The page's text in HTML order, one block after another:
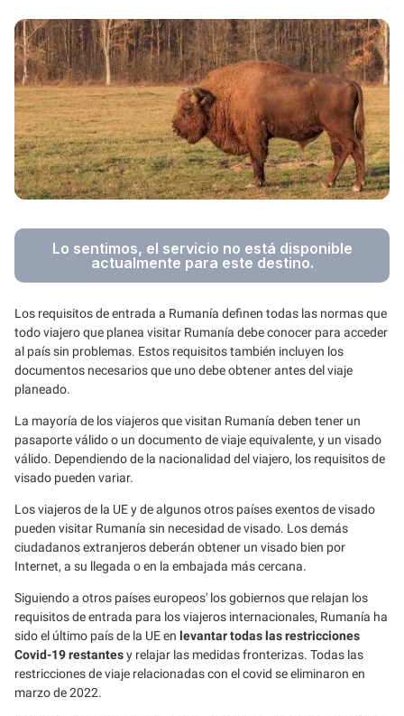
Lo sentimos, el servicio no está disponible
actualmente para este destino.
Los requisitos de entrada a Rumanía definen todas las normas que
todo viajero que planea visitar Rumanía debe conocer para acceder
al país sin problemas. Estos requisitos también incluyen los
documentos necesarios que uno debe obtener antes del viaje
planeado.
La mayoría de los viajeros que visitan Rumanía deben tener un
pasaporte válido o un documento de viaje equivalente, y un visado
válido. Dependiendo de la nacionalidad del viajero, los requisitos de
visado pueden variar.
Los viajeros de la UE y de algunos otros países exentos de visado
pueden visitar Rumanía sin necesidad de visado. Los demás
ciudadanos extranjeros deberán obtener un visado bien por
Internet, a su llegada o en la embajada más cercana.
Siguiendo a otros países europeos' los gobiernos que relajan los
requisitos de entrada para los viajeros internacionales, Rumanía ha
sido el último país de la UE en levantar todas las restricciones
Covid-19 restantesy relajar las medidas fronterizas. Todas las
restricciones de viaje relacionadas con el covid se eliminaron en
marzo de 2022.